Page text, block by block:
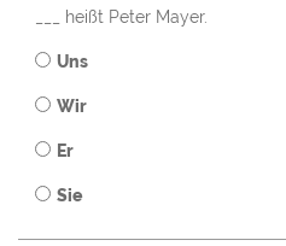
___ heißt Peter Mayer.
Uns
Wir
Er
Sie